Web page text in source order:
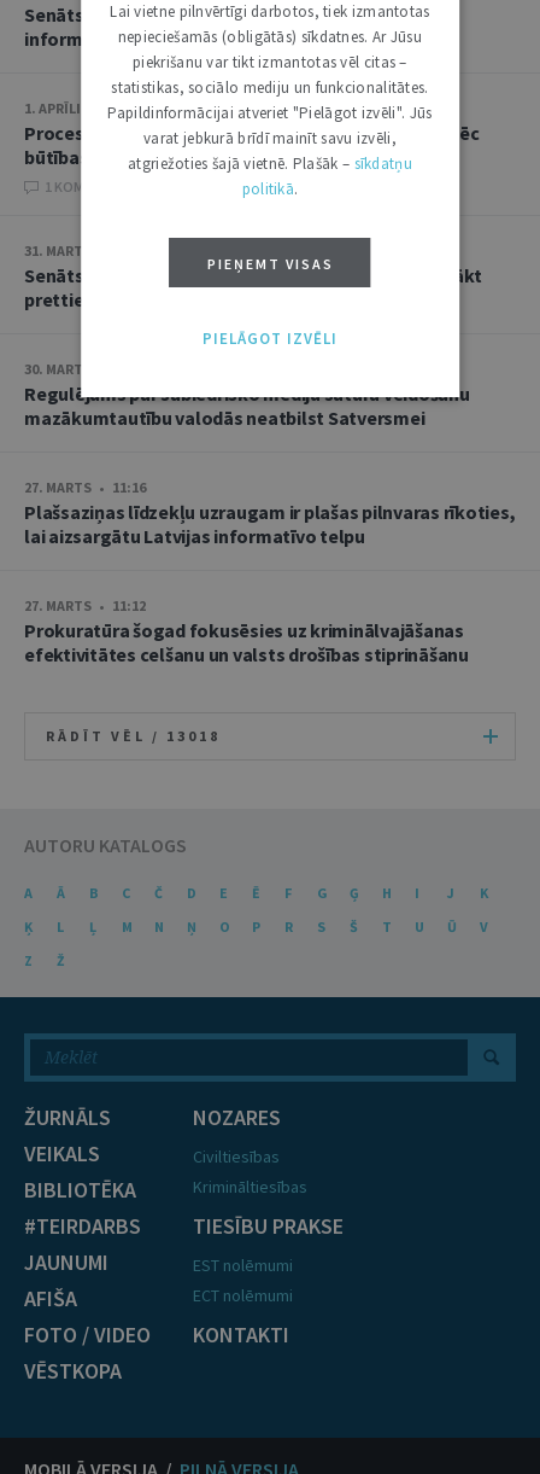
Senāts liek no jauna vērtēt KNAB atteikumu sniegt
informāciju zvērinātai advokātei
1. APRĪLIS • 10:39
Procesuālā termiņa nokavēšanas apstākļi jāvērtē pēc
būtības, nevis tikai jākonstatē fakts
1 KOMENTĀRI
31. MARTS • 10:48
Senāts atstāj spēkā spriedumu par pienākumu aizvākt
prettiesiski uzglabātus atkritumus
30. MARTS • 13:38
Regulējums par sabiedrisko mediju satura veidošanu
mazākumtautību valodās neatbilst Satversmei
27. MARTS • 11:16
Plašsaziņas līdzekļu uzraugam ir plašas pilnvaras rīkoties,
lai aizsargātu Latvijas informatīvo telpu
27. MARTS • 11:12
Prokuratūra šogad fokusēsies uz kriminālvajāšanas
efektivitātes celšanu un valsts drošības stiprināšanu
RĀDĪT VĒL / 13018
AUTORU KATALOGS
A Ā B C Č D E Ē F G Ģ H I J
K
Ķ
L Ļ M N Ņ O P R S Š T U Ū
V
Z
Ž
ŽURNĀLS
VEIKALS
BIBLIOTĒKA
#TEIRDARBS
JAUNUMI
AFIŠA
FOTO / VIDEO
VĒSTKOPA
NOZARES
Civiltiesības
Krimināltiesības
TIESĪBU PRAKSE
EST nolēmumi
ECT nolēmumi
KONTAKTI
MOBILĀ VERSIJA / PILNĀ VERSIJA
Lai vietne pilnvērtīgi darbotos, tiek izmantotas
nepieciešamās (obligātās) sīkdatnes. Ar Jūsu
piekrišanu var tikt izmantotas vēl citas –
statistikas, sociālo mediju un funkcionalitātes.
Papildinformācijai atveriet "Pielāgot izvēli". Jūs
varat jebkurā brīdī mainīt savu izvēli,
atgriežoties šajā vietnē. Plašāk – sīkdatņu
politikā.
PIEŅEMT VISAS
PIELĀGOT IZVĒLI